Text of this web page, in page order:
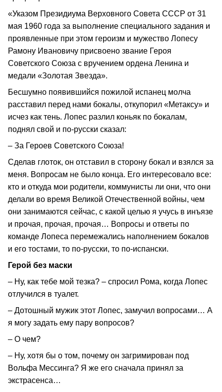
«Указом Президиума Верховного Совета СССР от 31
мая 1960 года за выполнение специального задания и
проявленные при этом героизм и мужество Лопесу
Рамону Ивановичу присвоено звание Героя
Советского Союза с вручением ордена Ленина и
медали «Золотая Звезда».
Бесшумно появившийся пожилой испанец молча
расставил перед нами бокалы, откупорил «Метаксу» и
исчез как тень. Лопес разлил коньяк по бокалам,
поднял свой и по-русски сказал:
– За Героев Советского Союза!
Сделав глоток, он отставил в сторону бокал и взялся за
меня. Вопросам не было конца. Его интересовало все:
кто и откуда мои родители, коммунисты ли они, что они
делали во время Великой Отечественной войны, чем
они занимаются сейчас, с какой целью я учусь в инъязе
и прочая, прочая, прочая… Вопросы и ответы по
команде Лопеса перемежались наполнением бокалов
и его тостами, то по-русски, то по-испански.
Герой без маски
– Ну, как тебе мой тезка? – спросил Рома, когда Лопес
отлучился в туалет.
– Дотошный мужик этот Лопес, замучил вопросами… А
я могу задать ему пару вопросов?
– О чем?
– Ну, хотя бы о том, почему он загримирован под
Вольфа Мессинга? Я же его сначала принял за
экстрасенса…